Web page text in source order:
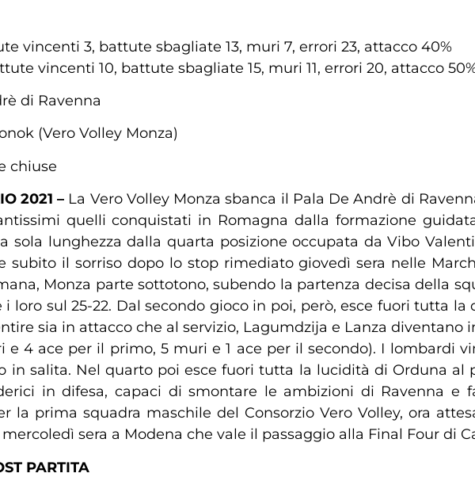
vincenti 3, battute sbagliate 13, muri 7, errori 23, attacco 40%
vincenti 10, battute sbagliate 15, muri 11, errori 20, attacco
di Ravenna
(Vero Volley Monza)
chiuse
2021 – La Vero Volley Monza sbanca il Pala De Andrè di
quelli conquistati in Romagna dalla formazione
sola lunghezza dalla quarta posizione occupata da Vibo
subito il sorriso dopo lo stop rimediato giovedì sera nelle
Monza parte sottotono, subendo la partenza decisa della
i loro sul 25-22. Dal secondo gioco in poi, però, esce fuori tutta
sia in attacco che al servizio, Lagumdzija e Lanza
e 4 ace per il primo, 5 muri e 1 ace per il secondo). I lombardi
in salita. Nel quarto poi esce fuori tutta la lucidità di Orduna al
in difesa, capaci di smontare le ambizioni di Ravenna e
la prima squadra maschile del Consorzio Vero Volley, ora
sera a Modena che vale il passaggio alla Final Four di
PARTITA